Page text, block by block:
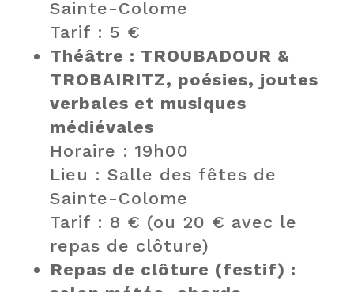
Sainte-Colome
Tarif : 5 €
Théâtre : TROUBADOUR &
TROBAIRITZ, poésies, joutes
verbales et musiques
médiévales
Horaire : 19h00
Lieu : Salle des fêtes de
Sainte-Colome
Tarif : 8 € (ou 20 € avec le
repas de clôture)
Repas de clôture (festif) :